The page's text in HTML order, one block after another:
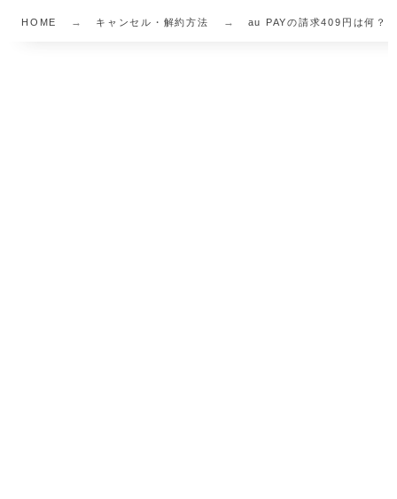
HOME キャンセル・解約方法 au PAYの請求409円は何？